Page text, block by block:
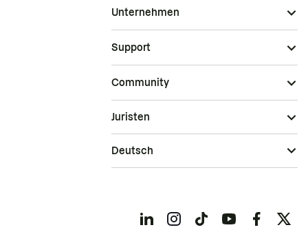
Unternehmen
Support
Community
Juristen
Deutsch